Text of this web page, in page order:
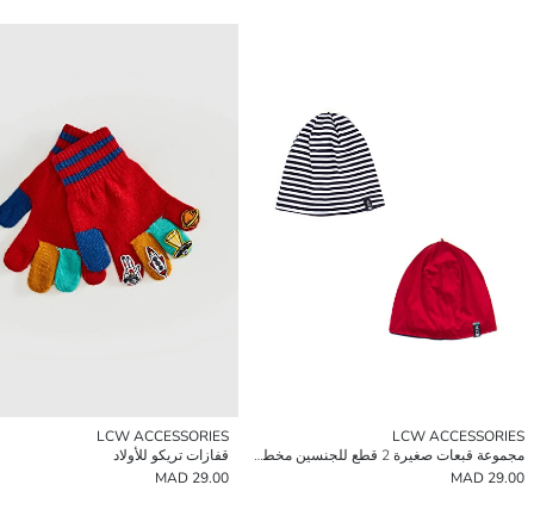
LCW ACCESSORIES
مجموعة قبعات صغيرة 2 قطع للجنسين مخططة و سادة
29.00 MAD
LCW ACCESSORIES
قفازات تريكو للأولاد
29.00 MAD